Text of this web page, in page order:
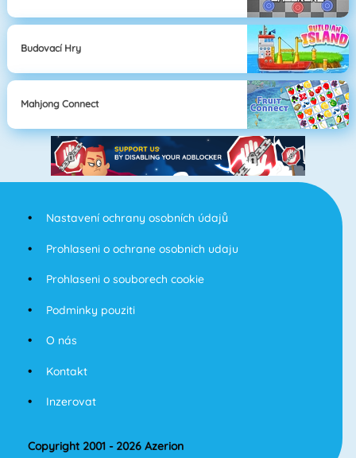
Budovací Hry
Mahjong Connect
Nastavení ochrany osobních údajů
Prohlaseni o ochrane osobnich udaju
Prohlaseni o souborech cookie
Podminky pouziti
O nás
Kontakt
Inzerovat
Copyright 2001 - 2026 Azerion